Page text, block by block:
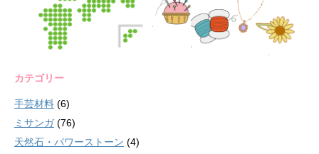
カテゴリー
手芸材料 (6)
ミサンガ(76)
天然石・パワーストーン (4)